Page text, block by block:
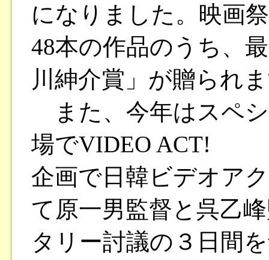
になりました。映画
48本の作品のうち、
川紳介賞」が贈られ
また、今年はスペ
場でVIDEO ACT!
企画で日韓ビデオア
て原一男監督と呉乙
タリー討議の３日間